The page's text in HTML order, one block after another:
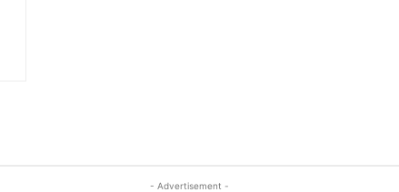
- Advertisement -